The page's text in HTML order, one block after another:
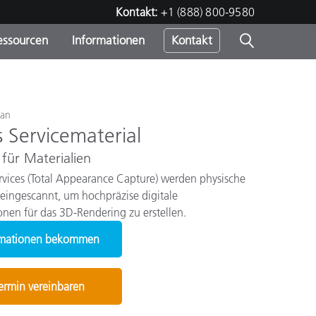
Kontakt: +1 (888) 800-9580
Informationen Kontakt
Servicematerial
für Materialien
(Total Appearance Capture) werden physische
um hochpräzise digitale
für das 3D-Rendering zu erstellen.
bekommen
vereinbaren